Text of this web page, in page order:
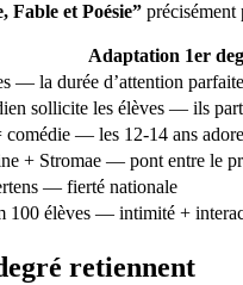
Fable et Poésie” précisément
Adaptation 1er
— la durée d’attention parfaite
sollicite les élèves — ils
comédie — les 12-14 ans
+ Stromae — pont entre le
— fierté nationale
100 élèves — intimité +
retiennent